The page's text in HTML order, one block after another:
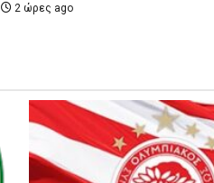
2 ώρες ago